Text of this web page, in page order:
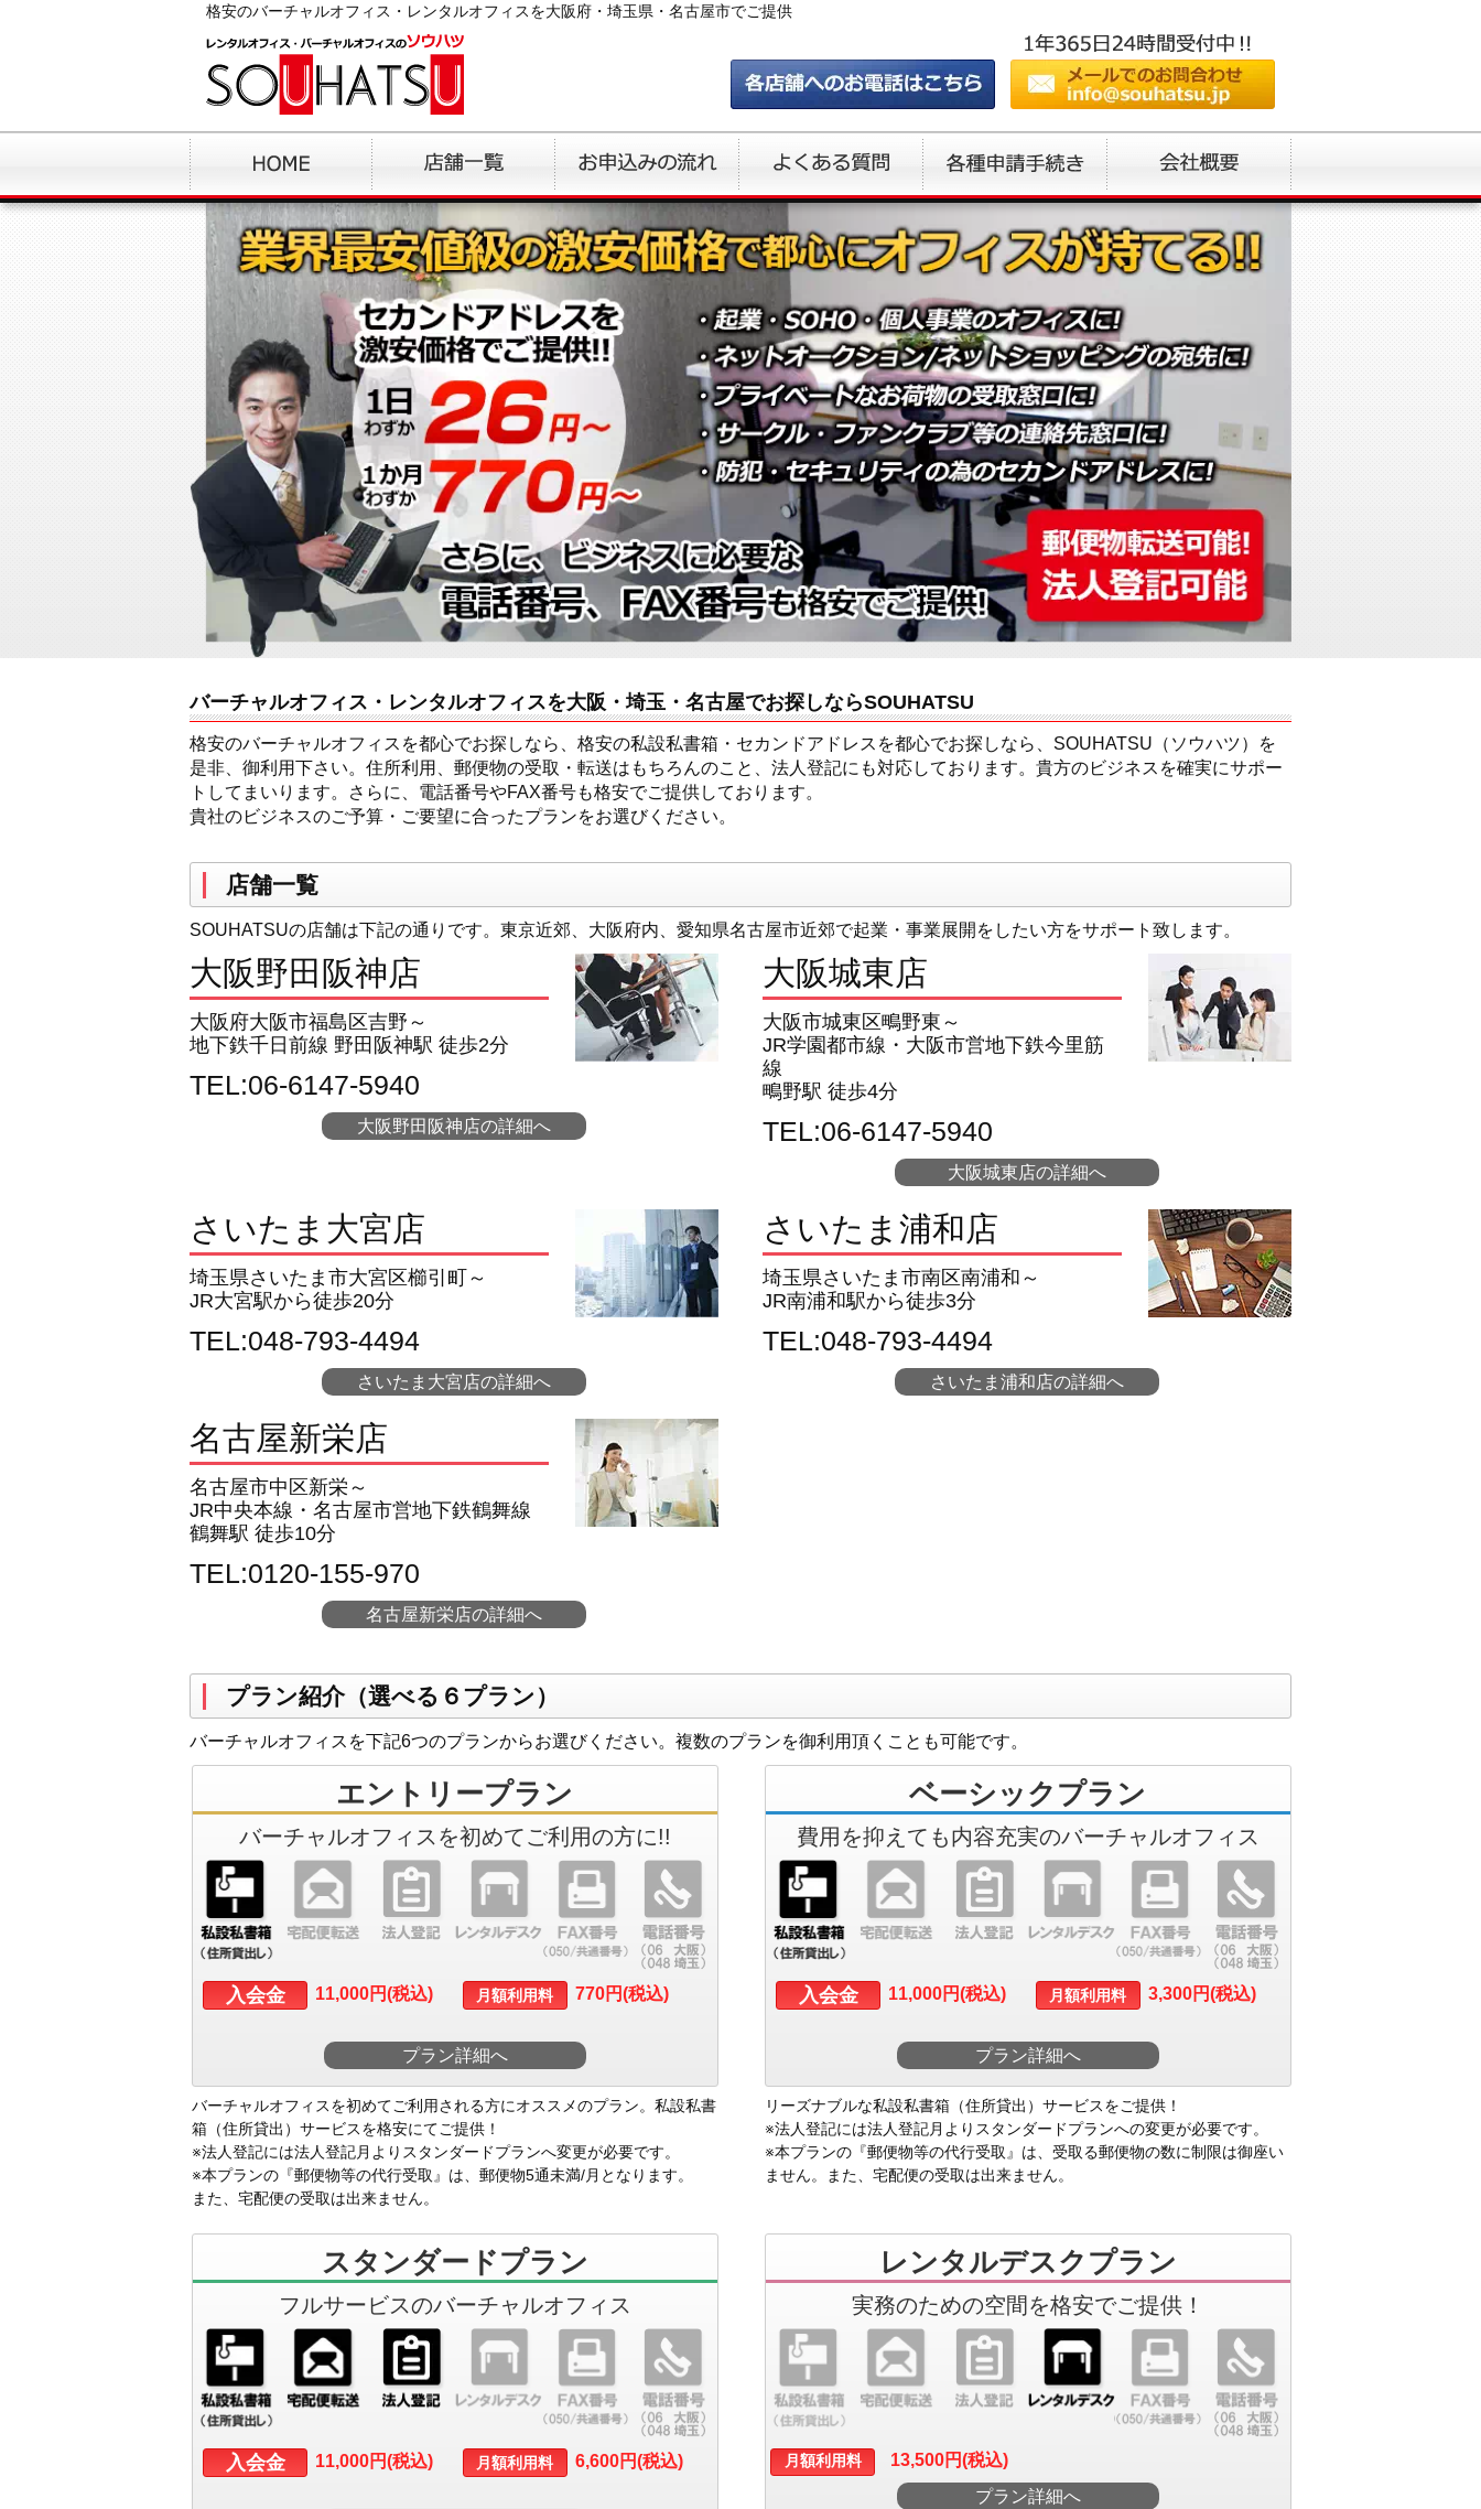
格安のバーチャルオフィス・レンタルオフィスを大阪府・埼玉県・名古屋市でご提供
バーチャルオフィス・レンタルオフィスを大阪・埼玉・名古屋でお探しならSOUHATSU
格安のバーチャルオフィスを都心でお探しなら、格安の私設私書箱・セカンドアドレスを都心でお探しなら、SOUHATSU（ソウハツ）を
是非、御利用下さい。住所利用、郵便物の受取・転送はもちろんのこと、法人登記にも対応しております。貴方のビジネスを確実にサポー
トしてまいります。さらに、電話番号やFAX番号も格安でご提供しております。
貴社のビジネスのご予算・ご要望に合ったプランをお選びください。
店舗一覧
SOUHATSUの店舗は下記の通りです。東京近郊、大阪府内、愛知県名古屋市近郊で起業・事業展開をしたい方をサポート致します。
大阪野田阪神店
大阪府大阪市福島区吉野～
地下鉄千日前線 野田阪神駅 徒歩2分
TEL:06-6147-5940
大阪野田阪神店の詳細へ
大阪城東店
大阪市城東区鴫野東～
JR学園都市線・大阪市営地下鉄今里筋
線
鴫野駅 徒歩4分
TEL:06-6147-5940
大阪城東店の詳細へ
さいたま大宮店
埼玉県さいたま市大宮区櫛引町～
JR大宮駅から徒歩20分
TEL:048-793-4494
さいたま大宮店の詳細へ
さいたま浦和店
埼玉県さいたま市南区南浦和～
JR南浦和駅から徒歩3分
TEL:048-793-4494
さいたま浦和店の詳細へ
名古屋新栄店
名古屋市中区新栄～
JR中央本線・名古屋市営地下鉄鶴舞線
鶴舞駅 徒歩10分
TEL:0120-155-970
名古屋新栄店の詳細へ
プラン紹介（選べる６プラン）
バーチャルオフィスを下記6つのプランからお選びください。複数のプランを御利用頂くことも可能です。
エントリープラン
バーチャルオフィスを初めてご利用の方に!!
入会金 11,000円(税込) 月額利用料 770円(税込)
プラン詳細へ
バーチャルオフィスを初めてご利用される方にオススメのプラン。私設私書
箱（住所貸出）サービスを格安にてご提供！
※法人登記には法人登記月よりスタンダードプランへ変更が必要です。
※本プランの『郵便物等の代行受取』は、郵便物5通未満/月となります。
また、宅配便の受取は出来ません。
ベーシックプラン
費用を抑えても内容充実のバーチャルオフィス
入会金 11,000円(税込) 月額利用料 3,300円(税込)
プラン詳細へ
リーズナブルな私設私書箱（住所貸出）サービスをご提供！
※法人登記には法人登記月よりスタンダードプランへの変更が必要です。
※本プランの『郵便物等の代行受取』は、受取る郵便物の数に制限は御座い
ません。また、宅配便の受取は出来ません。
スタンダードプラン
フルサービスのバーチャルオフィス
入会金 11,000円(税込) 月額利用料 6,600円(税込)
レンタルデスクプラン
実務のための空間を格安でご提供！
月額利用料
13,500円(税込)
プラン詳細へ